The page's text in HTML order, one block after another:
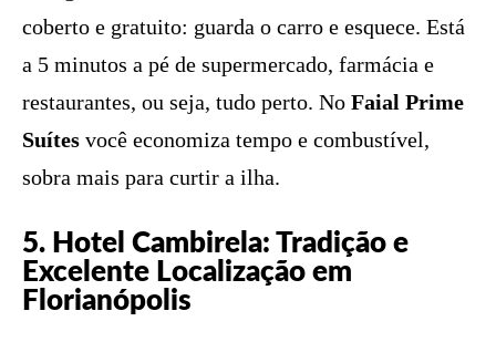
coberto e gratuito: guarda o carro e esquece. Está
a 5 minutos a pé de supermercado, farmácia e
restaurantes, ou seja, tudo perto. No Faial Prime
Suítes você economiza tempo e combustível,
sobra mais para curtir a ilha.
5. Hotel Cambirela: Tradição e
Excelente Localização em
Florianópolis